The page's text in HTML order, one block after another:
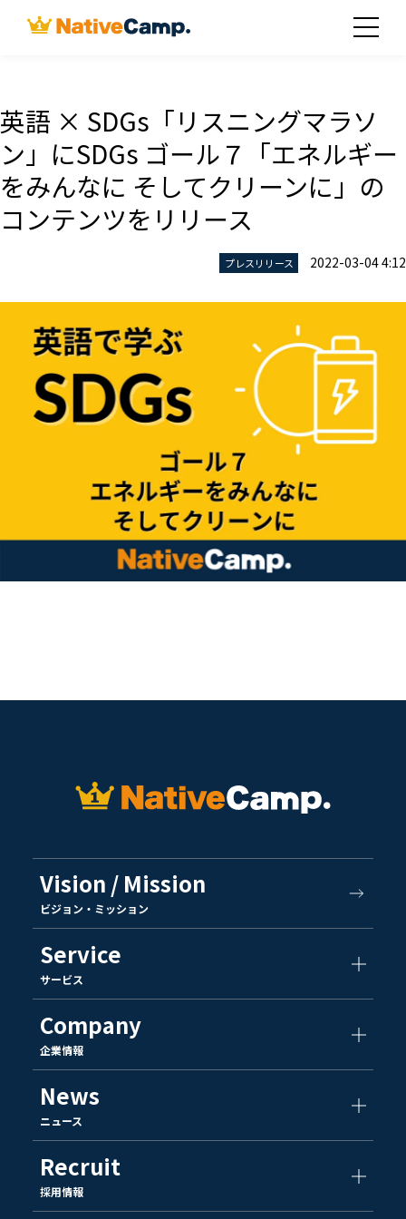
英語 × SDGs「リスニングマラソ
ン」にSDGs ゴール７「エネルギー
をみんなに そしてクリーンに」の
コンテンツをリリース
プレスリリース 2022-03-04 4:12
Vision / Mission
ビジョン・ミッション
Service
サービス
Company
企業情報
News
ニュース
Recruit
採用情報